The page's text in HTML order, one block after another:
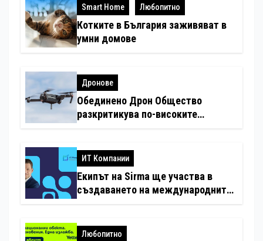
Smart Home Любопитно
Котките в България заживяват в
умни домове
Дронове
Обединено Дрон Общество
разкритикува по-високите
ИТ Компании
Екипът на Sirma ще участва в
създаването на международните
хотелиерството
Любопитно